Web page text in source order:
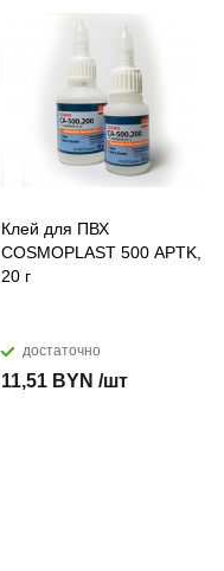
Клей для ПВХ
COSMOPLAST 500 APTK,
20 г
достаточно
11,51 BYN /шт